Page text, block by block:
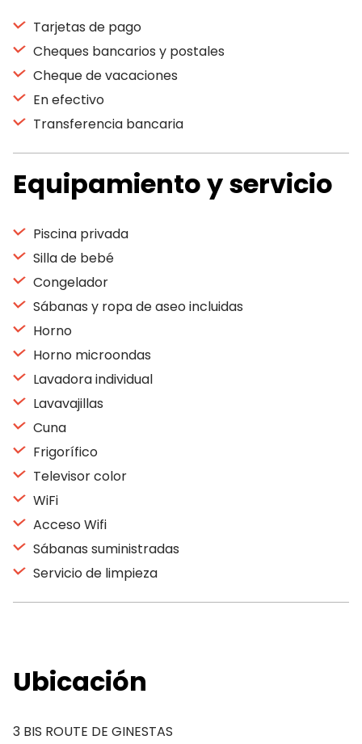
Tarjetas de pago
Cheques bancarios y postales
Cheque de vacaciones
En efectivo
Transferencia bancaria
Equipamiento y servicio
Piscina privada
Silla de bebé
Congelador
Sábanas y ropa de aseo incluidas
Horno
Horno microondas
Lavadora individual
Lavavajillas
Cuna
Frigorífico
Televisor color
WiFi
Acceso Wifi
Sábanas suministradas
Servicio de limpieza
Ubicación
3 BIS ROUTE DE GINESTAS